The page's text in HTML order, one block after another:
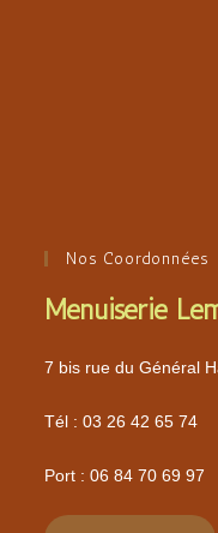
Nos Coordonnées
Menuiserie
7 bis rue du Général
Tél :03 26 42 65 74
Port :06 84 70 69 97